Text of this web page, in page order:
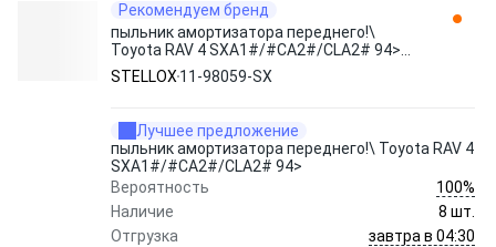
Рекомендуем бренд
пыльник амортизатора переднего!\
Toyota RAV 4 SXA1#/#CA2#/CLA2# 94>
11-98059-SX STELLOX
STELLOX 11-98059-SX
Лучшее предложение
пыльник амортизатора переднего!\ Toyota RAV 4
SXA1#/#CA2#/CLA2# 94>
Вероятность
100%
Наличие
8 шт.
Отгрузка
завтра в 04:30